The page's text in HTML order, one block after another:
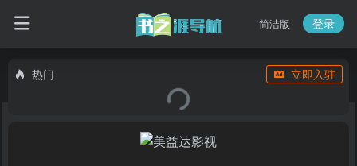
简洁版 登录
热门 立即入驻